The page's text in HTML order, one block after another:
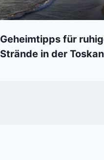
Geheimtipps für
Strände in der